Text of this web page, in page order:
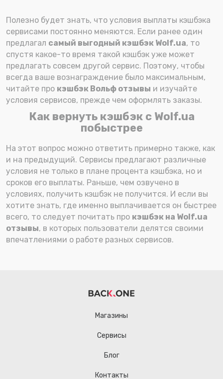
Полезно будет знать, что условия выплаты кэшбэка
сервисами постоянно меняются. Если ранее один
предлагал самый выгодный кэшбэк Wolf.ua, то
спустя какое-то время такой кэшбэк уже может
предлагать совсем другой сервис. Поэтому, чтобы
всегда ваше вознаграждение было максимальным,
читайте про кэшбэк Вольф отзывы и изучайте
условия сервисов, прежде чем оформлять заказы.
Как вернуть кэшбэк с Wolf.ua
побыстрее
На этот вопрос можно ответить примерно также, как
и на предыдущий. Сервисы предлагают различные
условия не только в плане процента кэшбэка, но и
сроков его выплаты. Раньше, чем озвучено в
условиях, получить кэшбэк не получится. И если вы
хотите знать, где именно выплачивается он быстрее
всего, то следует почитать про кэшбэк на Wolf.ua
отзывы, в которых пользователи делятся своими
впечатлениями о работе разных сервисов.
Магазины
Сервисы
Блог
Контакты